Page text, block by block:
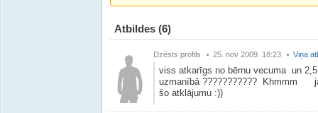
Atbildes (6)
Dzēsts profils 25. nov 2009. 18:23 Viņa
viss atkarīgs no bērnu vecuma un
uzmanībā ??????????? Khmmm
šo atklājumu :))